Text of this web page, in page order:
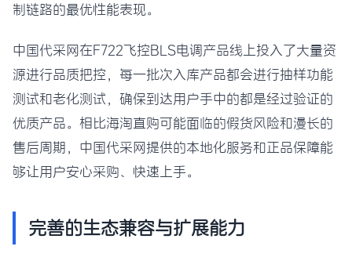
制链路的最优性能表现。
中国代采网在F722飞控BLS电调产品线上投入了大量资
源进行品质把控，每一批次入库产品都会进行抽样功能
测试和老化测试，确保到达用户手中的都是经过验证的
优质产品。相比海淘直购可能面临的假货风险和漫长的
售后周期，中国代采网提供的本地化服务和正品保障能
够让用户安心采购、快速上手。
完善的生态兼容与扩展能力